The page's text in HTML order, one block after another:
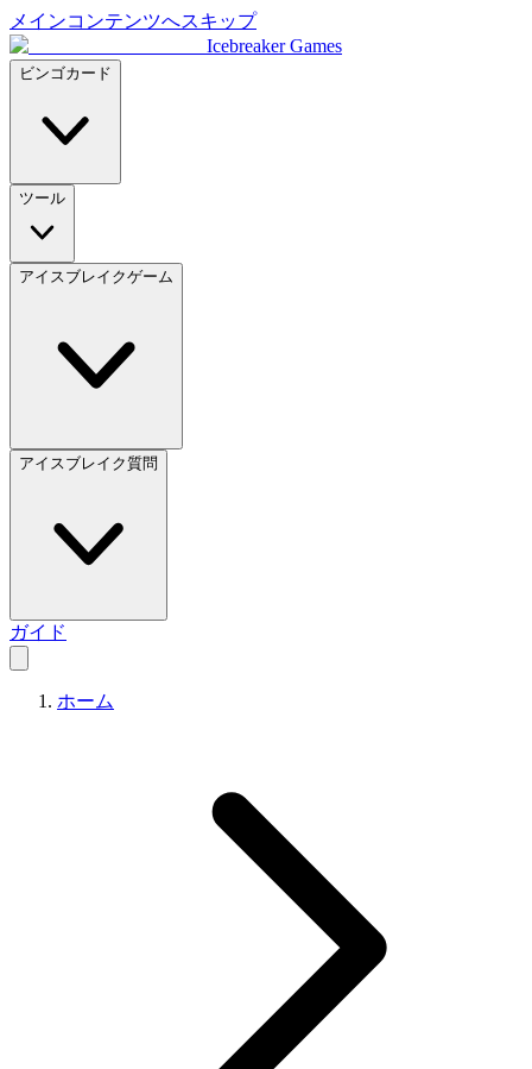
メインコンテンツへスキップ
Icebreaker Games
ビンゴカード
ツール
アイスブレイクゲーム
アイスブレイク質問
ガイド
ホーム